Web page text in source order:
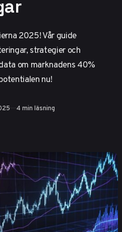
2025! Vår guide
strategier och
om marknadens 40%
nu!
4 min läsning